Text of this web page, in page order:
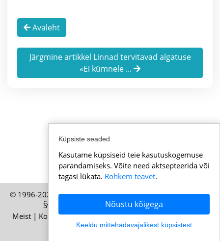
Avaleht
Järgmine artikkel Linnad tervitavad algatuse
«Ei kümnele ...
© 1996-2026 Uudisedsveitsist.ee – HELP Media AG, Zürich,
Šveits väljaanne – Kõik õigused kaitstud
Meist| Kontakt|Kasutustingimused|Küpsiste poliitika|
Privaatsuspoliitika
Küpsiste seaded
Kasutame küpsiseid teie kasutuskogemuse
parandamiseks. Võite need aktsepteerida või
tagasi lükata. Rohkem teavet.
Nõustu kõigega
Keeldu mittehädavajalikest küpsistest